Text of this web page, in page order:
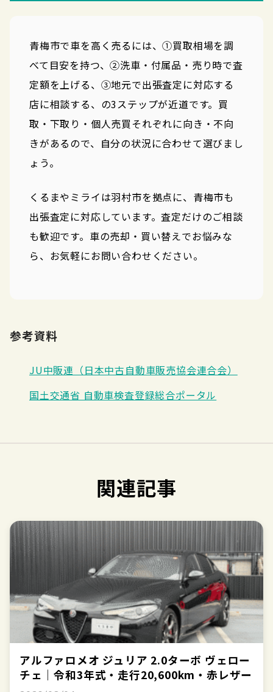
青梅市で車を高く売るには、①買取相場を調
べて目安を持つ、②洗車・付属品・売り時で査
定額を上げる、③地元で出張査定に対応する
店に相談する、の3ステップが近道です。買
取・下取り・個人売買それぞれに向き・不向
きがあるので、自分の状況に合わせて選びまし
ょう。
くるまやミライは羽村市を拠点に、青梅市も
出張査定に対応しています。査定だけのご相談
も歓迎です。車の売却・買い替えでお悩みな
ら、お気軽にお問い合わせください。
参考資料
JU中販連（日本中古自動車販売協会連合会）
国土交通省 自動車検査登録総合ポータル
関連記事
アルファロメオ ジュリア 2.0ターボ ヴェロー
チェ｜令和3年式・走行20,600km・赤レザー